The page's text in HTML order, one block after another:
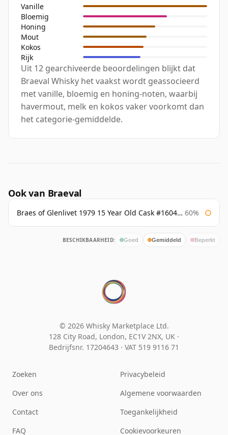
Vanille
Bloemig
Honing
Mout
Kokos
Rijk
Uit 12 gearchiveerde beoordelingen blijkt dat
Braeval Whisky het vaakst wordt geassocieerd
met vanille, bloemig en honing-noten, waarbij
havermout, melk en kokos vaker voorkomt dan
het categorie-gemiddelde.
Ook van Braeval
Braes of Glenlivet 1979 15 Year Old Cask #16040 Signatory 60%
BESCHIKBAARHEID: Goed Gemiddeld Beperkt
© 2026 Whisky Marketplace Ltd.
128 City Road, London, EC1V 2NX, UK ·
Bedrijfsnr. 17204643 · VAT 519 9116 71
Zoeken
Over ons
Contact
FAQ
Privacybeleid
Algemene voorwaarden
Toegankelijkheid
Cookievoorkeuren